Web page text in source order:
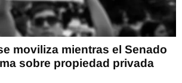
moviliza mientras el Senado
sobre propiedad privada